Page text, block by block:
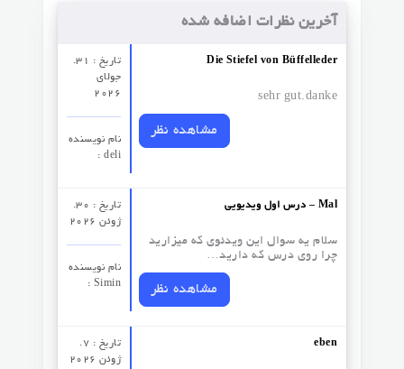
آخرین نظرات اضافه شده
تاریخ : 31.
جولای
2026
نام نویسنده
: deli
Die Stiefel von Büffelleder
sehr gut.danke
مشاهده نظر
تاریخ : 30.
ژوئن 2026
نام نویسنده
: Simin
درس اول ویدیویی – Mal
سلام یه سوال این ویدئوی که میزارید
چرا روی درس که دارید…
مشاهده نظر
تاریخ : 7.
ژوئن 2026
eben